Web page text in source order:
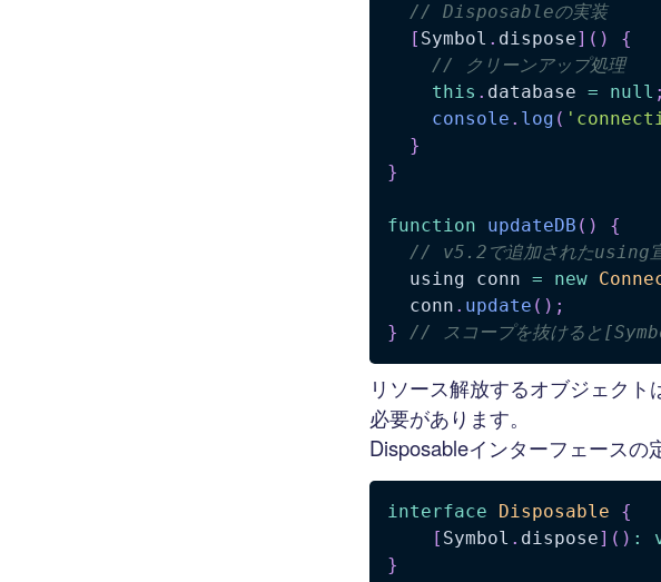
// Disposableの実装
[ Symbol . dispose] ( )
{
// クリーンアップ処理
this . database = null ;
console . log (
}
}
function updateDB ( )
{
// v5.2で追加されたusing
  using conn
= new
  conn
. update ( ) ;
}
// スコープを抜けると
リソース解放するオブジェク
必要があります。
Disposableインターフェースの
interface Disposable
{
[ Symbol . dispose] ( ) :
}